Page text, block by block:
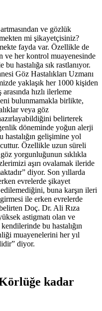
ve gözlük
mi şikayetçisiniz?
fayda var. Özellikle de
ve her kontrol muayenesinde
hastalığa sık rastlanıyor.
Göz Hastalıkları Uzmanı
yaklaşık her 1000 kişiden
hızlı ilerleme
bulunmamakla birlikte,
veya göz
belirterek
döneminde yoğun alerji
hastalığın gelişimine yol
Özellikle uzun süreli
yorgunluğunun sıklıkla
aşırı ovalamak ileride
diyor. Son yıllarda
evrelerde şikayet
buna karşın ileri
ile erken evrelerde
Doç. Dr. Ali Rıza
astigmatı olan ve
bu hastalığın
muayenelerini her yıl
diyor.
kadar